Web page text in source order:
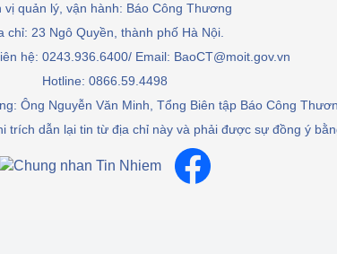
vị quản lý, vận hành: Báo Công Thương
chỉ: 23 Ngô Quyền, thành phố Hà Nội.
hệ: 0243.936.6400/ Email: BaoCT@moit.gov.vn
Hotline: 0866.59.4498
Ông Nguyễn Văn Minh, Tổng Biên tập Báo Công
dẫn lại tin từ địa chỉ này và phải được sự đồng ý